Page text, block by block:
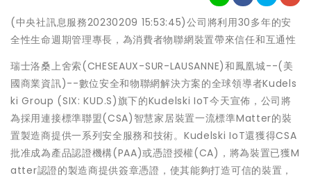
(中央社訊息服務20230209 15:53:45)公司將利用30多年的安
全性生命週期管理專長，為消費者物聯網裝置帶來信任和互通性
瑞士洛桑上舍索(CHESEAUX-SUR-LAUSANNE)和鳳凰城--(美
國商業資訊)--數位安全和物聯網解決方案的全球領導者Kudels
ki Group (SIX: KUD.S)旗下的Kudelski IoT今天宣佈，公司將
為採用連接標準聯盟(CSA)智慧家居裝置一流標準Matter的裝
置製造商提供一系列安全服務和技術。Kudelski IoT還獲得CSA
批准成為產品認證機構(PAA)或憑證授權(CA)，將為裝置已獲M
atter認證的製造商提供簽章憑證，使其能夠打造可信的裝置，